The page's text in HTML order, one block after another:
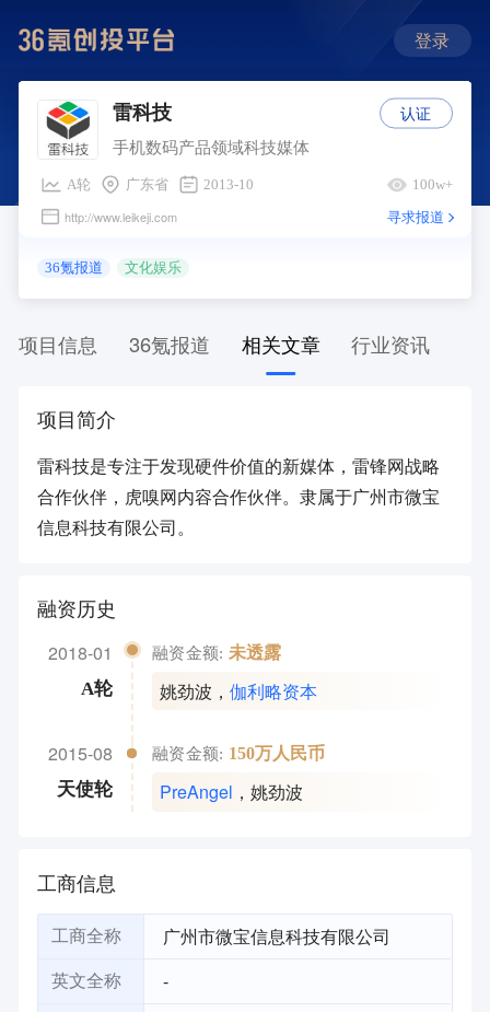
登录
雷科技
手机数码产品领域科技媒体
A轮 广东省 2013-10 100w+
http://www.leikeji.com 寻求报道
36氪报道 文化娱乐
认证
项目信息 36氪报道 相关文章 行业资讯
项目简介
雷科技是专注于发现硬件价值的新媒体，雷锋网战略
合作伙伴，虎嗅网内容合作伙伴。隶属于广州市微宝
信息科技有限公司。
融资历史
2018-01
A轮
融资金额: 未透露
姚劲波 ，伽利略资本
2015-08
天使轮
融资金额: 150万人民币
PreAngel ，姚劲波
工商信息
工商全称 广州市微宝信息科技有限公司
英文全称 -